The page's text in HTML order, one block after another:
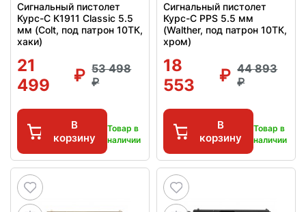
Сигнальный пистолет
Курс-С К1911 Classic 5.5
мм (Colt, под патрон 10ТК,
хаки)
21
499
53 498
В
корзину
Товар в
наличии
Сигнальный пистолет
Курс-С PPS 5.5 мм
(Walther, под патрон 10ТК,
хром)
18
553
44 893
В
корзину
Товар в
наличии